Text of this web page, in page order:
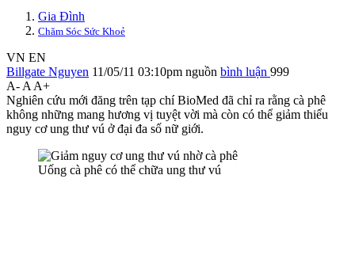
Gia Đình
Chăm Sóc Sức Khoẻ
VN EN
Billgate Nguyen 11/05/11 03:10pm nguồn bình luận 999
A- A A+
Nghiên cứu mới đăng trên tạp chí BioMed đã chỉ ra rằng cà phê
không những mang hương vị tuyệt vời mà còn có thể giảm thiểu
nguy cơ ung thư v‌ú ở đại đa số nữ giới.
Uống cà phê có thể chữa ung thư vú